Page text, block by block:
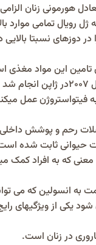
هورمونی زنان
رویال تمامی موارد
در دوزهای نسبتا
تامین این مواد مغذی
مطالعهای که در سال
فیتواستروژن عمل
رحم و پوشش داخلی
حیوانی ثابت شده
که به افراد کمک
به انسولین که می
یکی از ویژگیهای
در زنان است.